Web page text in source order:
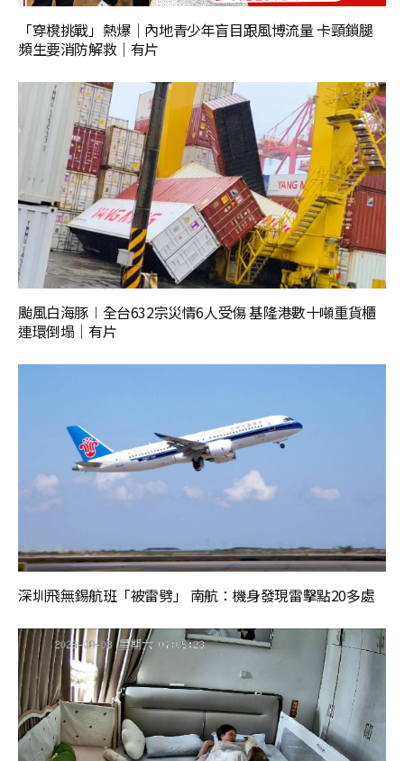
「穿櫈挑戰」熱爆｜內地青少年盲目跟風博流量 卡頸鎖腿
頻生要消防解救｜有片
颱風白海豚︱全台632宗災情6人受傷 基隆港數十噸重貨櫃
連環倒塌｜有片
深圳飛無錫航班「被雷劈」 南航：機身發現雷擊點20多處